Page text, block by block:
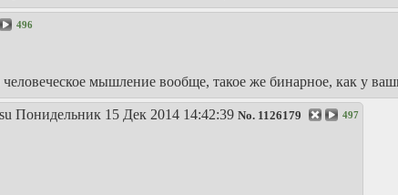
496
мышление вообще, такое же бинарное, как у
Понидельник 15 Дек 2014 14:42:39 No. 1126179 497